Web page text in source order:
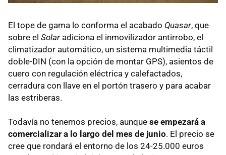
El tope de gama lo conforma el acabado Quasar, que
sobre el Solar adiciona el inmovilizador antirrobo, el
climatizador automático, un sistema multimedia táctil
doble-DIN (con la opción de montar GPS), asientos de
cuero con regulación eléctrica y calefactados,
cerradura con llave en el portón trasero y para acabar
las estriberas.
Todavía no tenemos precios, aunque se empezará a
comercializar a lo largo del mes de junio. El precio se
cree que rondará el entorno de los 24-25.000 euros